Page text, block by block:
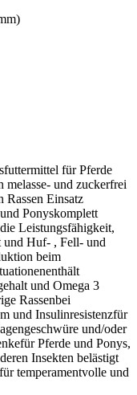
für Pferde
melasse- und zuckerfrei
Rassen Einsatz
Ponyskomplett
Leistungsfähigkeit,
und Huf- , Fell- und
beim
und Omega 3
Rassenbei
und Insulinresistenzfür
und/oder
Pferde und Ponys,
Insekten belästigt
temperamentvolle und